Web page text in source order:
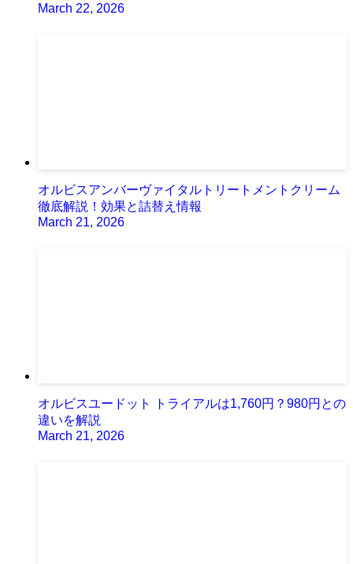
March 22, 2026
オルビスアンバーヴァイタルトリートメントクリーム
徹底解説！効果と詰替え情報
March 21, 2026
オルビスユードット トライアルは1,760円？980円との
違いを解説
March 21, 2026